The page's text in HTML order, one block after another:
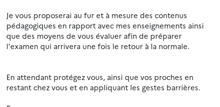
Je vous proposerai au fur et à mesure des contenus
pédagogiques en rapport avec mes enseignements ainsi
que des moyens de vous évaluer afin de préparer
l'examen qui arrivera une fois le retour à la normale.
En attendant protégez vous, ainsi que vos proches en
restant chez vous et en appliquant les gestes barrières.